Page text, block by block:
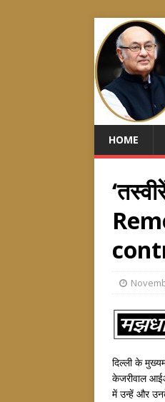
HOME
दिल्ली के
केजरीवाल
में उन्हें और